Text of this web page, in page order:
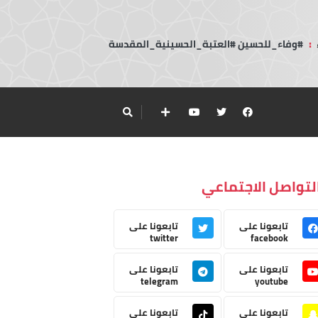
: #وفاء_للحسين #العتبة_الحسينية_المقدسة
الاجتماعي
تابعونا على
facebook
تابعونا على
twitter
تابعونا على
youtube
تابعونا على
telegram
تابعونا على
تابعونا على